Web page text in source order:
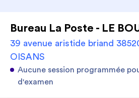
Bureau La Poste - LE
39 avenue aristide briand
OISANS
Aucune session programmée
d'examen